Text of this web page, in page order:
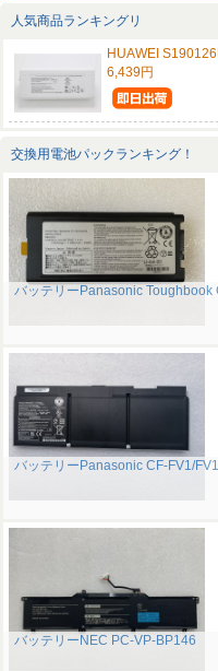
人気商品ランキングリ
HUAWEI
6,439円
交換用電池パックランキング！
バッテリーPanasonic Toughbook
バッテリーPanasonic CF-FV1/
バッテリーNEC PC-VP-BP146